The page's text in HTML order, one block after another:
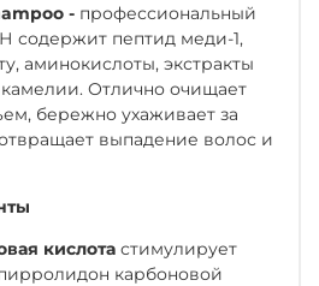
- профессиональный
содержит пептид меди-1,
аминокислоты, экстракты
Отлично очищает
бережно ухаживает за
выпадение волос и
кислота стимулирует
карбоновой